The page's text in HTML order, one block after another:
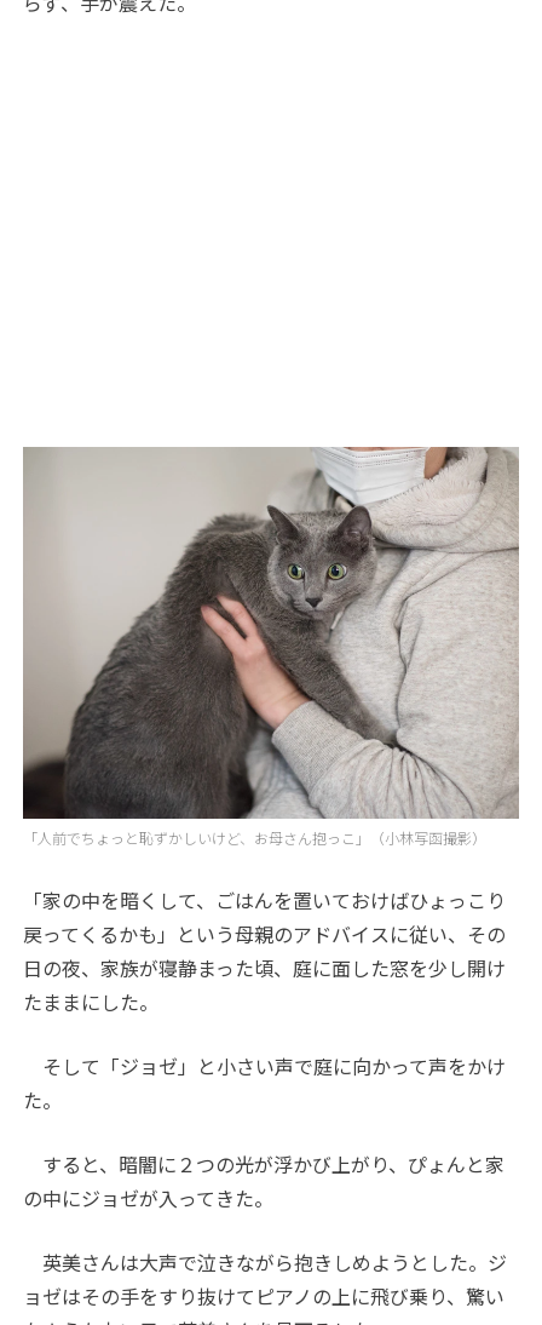
「人前でちょっと恥ずかしいけど、お母さん抱っこ」（小林写函撮影）
「家の中を暗くして、ごはんを置いておけばひょっこり
戻ってくるかも」という母親のアドバイスに従い、その
日の夜、家族が寝静まった頃、庭に面した窓を少し開け
たままにした。
そして「ジョゼ」と小さい声で庭に向かって声をかけ
た。
すると、暗闇に２つの光が浮かび上がり、ぴょんと家
の中にジョゼが入ってきた。
英美さんは大声で泣きながら抱きしめようとした。ジ
ョゼはその手をすり抜けてピアノの上に飛び乗り、驚い